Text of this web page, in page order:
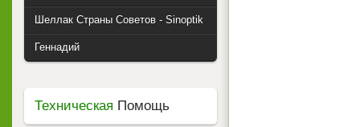
Шеллак Страны Советов - Sinoptik
Геннадий
Техническая Помощь